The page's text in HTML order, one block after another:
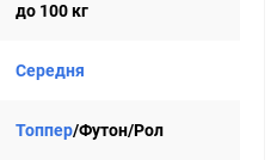
матрац на диван, то
до 100 кг
Середня
Топпер/Футон/Рол